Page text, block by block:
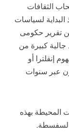
الثقافات
البداية لسياسات
تقرير حكومى
” إن وجود جالية كبيرة من
إنقلترا أو
عبر سنوات
المحيطة بهذه